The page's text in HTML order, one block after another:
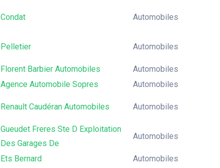
Condat Automobiles
Pelletier Automobiles
Florent Barbier Automobiles
Automobiles
Agence Automobile Sopres
Automobiles
Renault Caudéran Automobiles Automobiles
Gueudet Freres Ste D Exploitation
Des Garages De
Automobiles
Ets Bernard Automobiles